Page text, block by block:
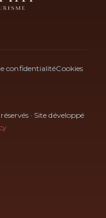
confidentialitéCookies
· Site développé